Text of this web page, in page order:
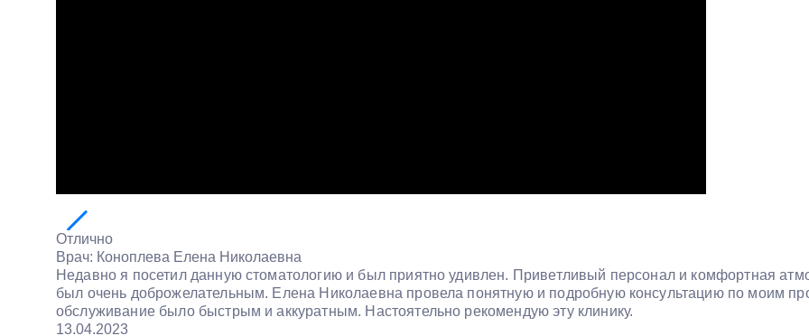
Отлично
Врач: Коноплева Елена Николаевна
Недавно я посетил данную стоматологию и был приятно удивлен. Приветливый персонал и комфортная
был очень доброжелательным. Елена Николаевна провела понятную и подробную консультацию по моим
обслуживание было быстрым и аккуратным. Настоятельно рекомендую эту клинику.
13.04.2023